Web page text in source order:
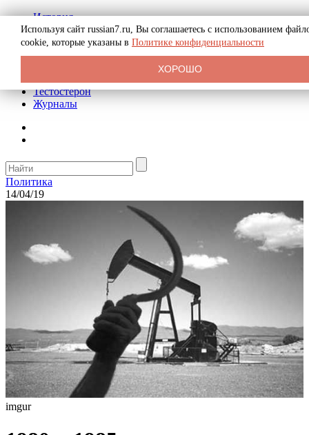
История
Биография
Криминал
Реклама на сайте
Тестостерон
Журналы
Политика
14/04/19
imgur
Используя сайт russian7.ru, Вы соглашаетесь с использованием
cookie, которые указаны в Политике конфиденциальности
ХОРОШО